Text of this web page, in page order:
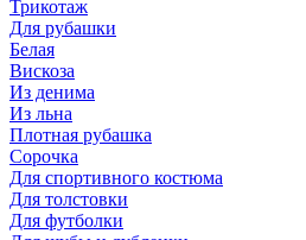
Трикотаж
Для рубашки
Белая
Вискоза
Из денима
Из льна
Плотная рубашка
Сорочка
Для спортивного костюма
Для толстовки
Для футболки